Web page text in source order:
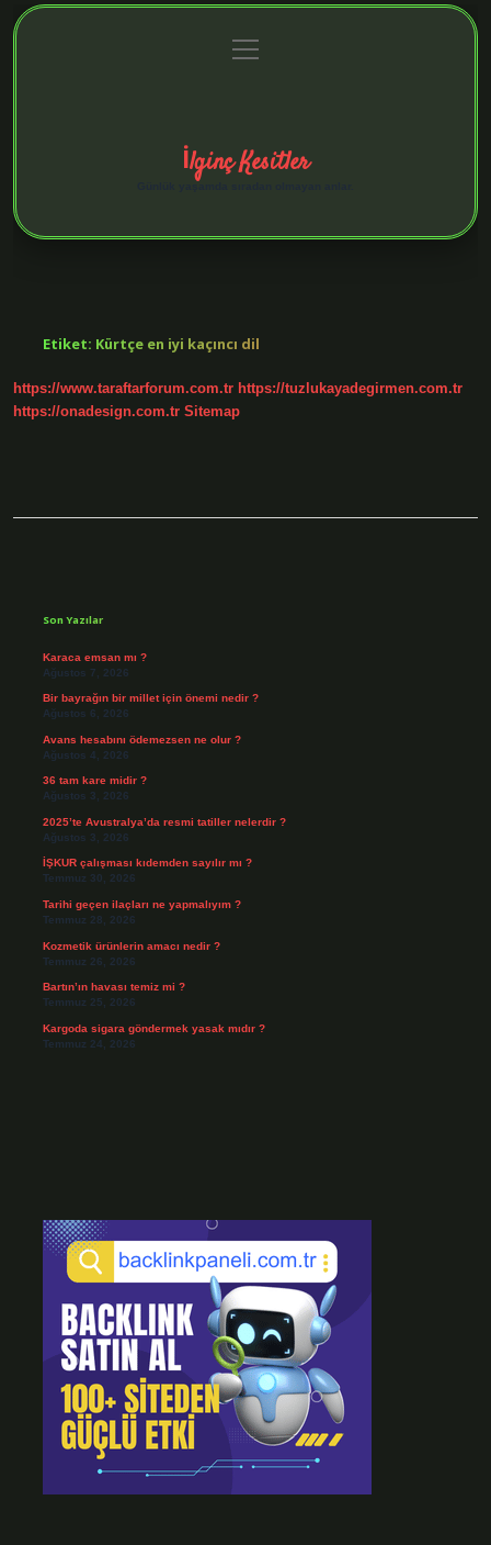
Gizlilik Politikası
menüyü
aç
İlginç Kesitler
Etiket: Kürtçe en iyi kaçıncı dil
https://www.taraftarforum.com.tr https://tuzlukayadegirmen.com.tr
https://onadesign.com.tr Sitemap
Son Yazılar
Karaca emsan mı ?
Ağustos 7, 2026
Bir bayrağın bir millet için önemi nedir ?
Ağustos 6, 2026
Avans hesabını ödemezsen ne olur ?
Ağustos 4, 2026
36 tam kare midir ?
Ağustos 3, 2026
2025’te Avustralya’da resmi tatiller nelerdir ?
Ağustos 3, 2026
İŞKUR çalışması kıdemden sayılır mı ?
Temmuz 30, 2026
Tarihi geçen ilaçları ne yapmalıyım ?
Temmuz 28, 2026
Kozmetik ürünlerin amacı nedir ?
Temmuz 26, 2026
Bartın’ın havası temiz mi ?
Temmuz 25, 2026
Kargoda sigara göndermek yasak mıdır ?
Temmuz 24, 2026